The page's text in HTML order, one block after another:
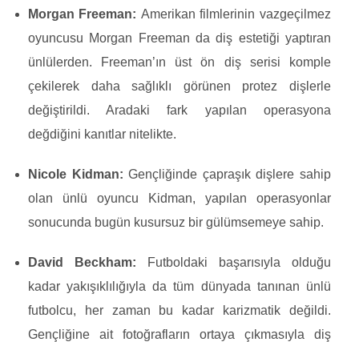
Morgan Freeman: Amerikan filmlerinin vazgeçilmez
oyuncusu Morgan Freeman da diş estetiği yaptıran
ünlülerden. Freeman’ın üst ön diş serisi komple
çekilerek daha sağlıklı görünen protez dişlerle
değiştirildi. Aradaki fark yapılan operasyona
değdiğini kanıtlar nitelikte.
Nicole Kidman:Gençliğinde çapraşık dişlere sahip
olan ünlü oyuncu Kidman, yapılan operasyonlar
sonucunda bugün kusursuz bir gülümsemeye sahip.
David Beckham:
Futboldaki başarısıyla olduğu
kadar yakışıklılığıyla da tüm dünyada tanınan ünlü
futbolcu, her zaman bu kadar karizmatik değildi.
Gençliğine ait fotoğrafların ortaya çıkmasıyla diş